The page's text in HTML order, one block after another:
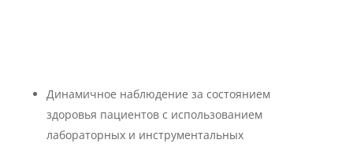
Динамичное наблюдение за состоянием
здоровья пациентов с использованием
лабораторных и инструментальных